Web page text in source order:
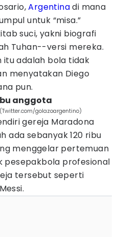
Argentinadi mana
untuk “misa.”
suci, yakni biografi
Tuhan--versi mereka.
itu adalah bola tidak
menyatakan Diego
pun.
anggota
golazoargentino)
gereja Maradona
ada sebanyak 120 ribu
menggelar pertemuan
pesepakbola profesional
tersebut seperti